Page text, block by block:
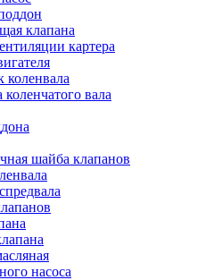
клапана
картера
вала
шайба клапанов
насоса